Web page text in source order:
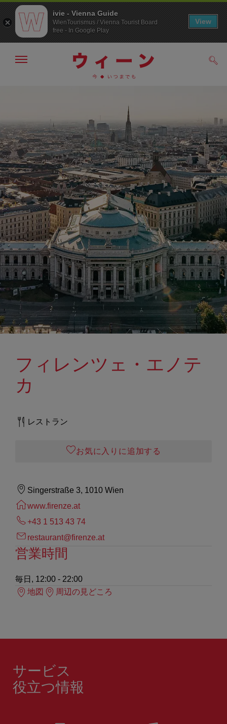
へ
ジ
の
ト
ッ
プ
へ
メ
非
表
示
フィレンツェ・エノテ
カ
レストラン
お気に入りに追加する
Singerstraße 3, 1010 Wien
www.firenze.at
+43 1 513 43 74
restaurant@firenze.at
営業時間
毎日, 12:00 - 22:00
地図
周辺の見どころ
サービス
役立つ情報
ivie - Vienna Guide
WienTourismus / Vienna Tourist Board
free - In Google Play
View